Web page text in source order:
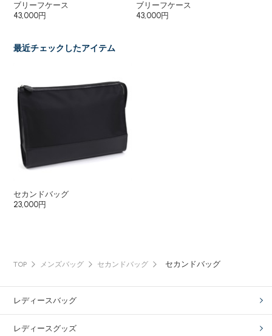
ブリーフケース
43,000円
ブリーフケース
43,000円
最近チェックしたアイテム
セカンドバッグ
23,000円
TOP メンズバッグ セカンドバッグ セカンドバッグ
レディースバッグ
レディースグッズ